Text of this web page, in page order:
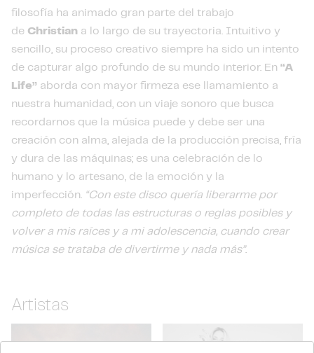
filosofía ha animado gran parte del trabajo
de Christian a lo largo de su trayectoria. Intuitivo y
sencillo, su proceso creativo siempre ha sido un intento
de capturar algo profundo de su mundo interior. En “A
Life” aborda con mayor firmeza ese llamamiento a
nuestra humanidad, con un viaje sonoro que busca
recordarnos que la música puede y debe ser una
creación con alma, alejada de la producción precisa, fría
y dura de las máquinas; es una celebración de lo
humano y lo artesano, de la emoción y la
imperfección. “Con este disco quería liberarme por
completo de todas las estructuras o reglas posibles y
volver a mis raíces y a mi adolescencia, cuando crear
música se trataba de divertirme y nada más”.
Artistas